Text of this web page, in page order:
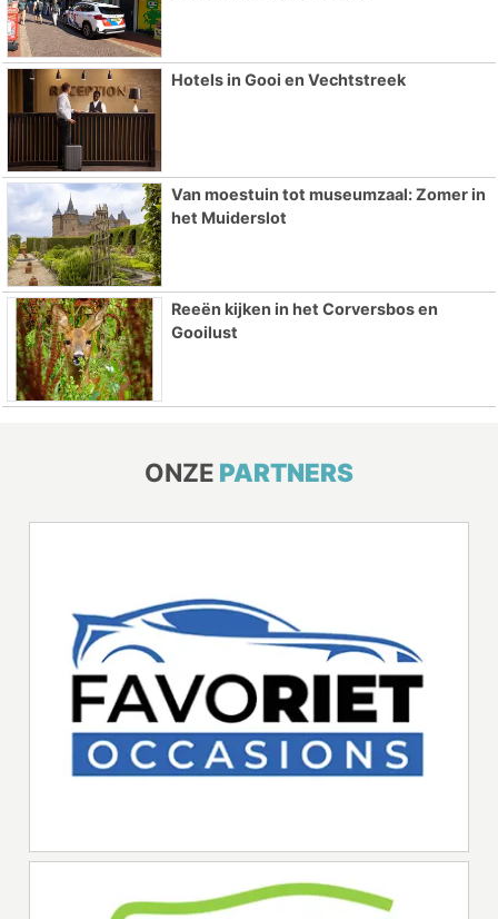
Hotels in Gooi en Vechtstreek
Van moestuin tot museumzaal: Zomer in
het Muiderslot
Reeën kijken in het Corversbos en
Gooilust
ONZE PARTNERS